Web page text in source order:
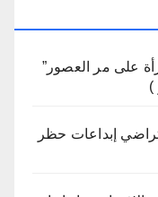
على مر العصور”
)
إبداعات حظر